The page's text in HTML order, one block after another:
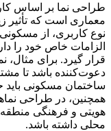
طراحی نما بر اساس
معماری است که تأثیر
نوع کاربری، از
الزامات خاص خود را
قرار گیرد. برای مثال،
دعوت‌کننده باشد تا
ساختمان مسکونی
همچنین، در طراحی
هویتی و فرهنگی منطقه
محلی داشته باشد.